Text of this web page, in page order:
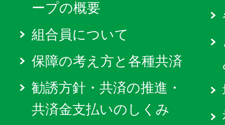
ープの概要
組合員について
保障の考え方と各種共済
勧誘方針・共済の推進・
共済金支払いのしくみ